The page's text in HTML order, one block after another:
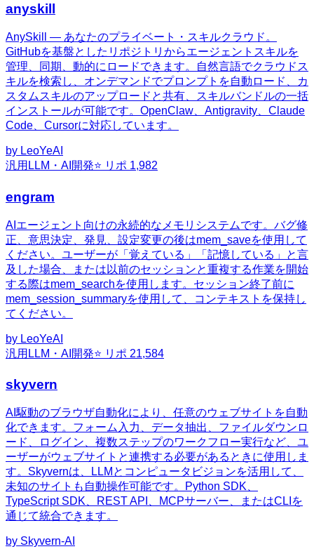
anyskill
AnySkill — あなたのプライベート・スキルクラウド。
GitHubを基盤としたリポジトリからエージェントスキルを
管理、同期、動的にロードできます。自然言語でクラウドス
キルを検索し、オンデマンドでプロンプトを自動ロード、カ
スタムスキルのアップロードと共有、スキルバンドルの一括
インストールが可能です。OpenClaw、Antigravity、Claude
Code、Cursorに対応しています。
by LeoYeAI
汎用 LLM・AI開発⭐ リポ 1,982
engram
AIエージェント向けの永続的なメモリシステムです。バグ修
正、意思決定、発見、設定変更の後はmem_saveを使用して
ください。ユーザーが「覚えている」「記憶している」と言
及した場合、または以前のセッションと重複する作業を開始
する際はmem_searchを使用します。セッション終了前に
mem_session_summaryを使用して、コンテキストを保持し
てください。
by LeoYeAI
汎用 LLM・AI開発⭐ リポ 21,584
skyvern
AI駆動のブラウザ自動化により、任意のウェブサイトを自動
化できます。フォーム入力、データ抽出、ファイルダウンロ
ード、ログイン、複数ステップのワークフロー実行など、ユ
ーザーがウェブサイトと連携する必要があるときに使用しま
す。Skyvernは、LLMとコンピュータビジョンを活用して、
未知のサイトも自動操作可能です。Python SDK、
TypeScript SDK、REST API、MCPサーバー、またはCLIを
通じて統合できます。
by Skyvern-AI